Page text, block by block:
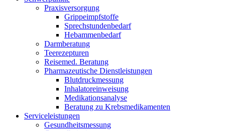
Pra­xis­ver­sor­gung
Grip­pe­impf­stof­fe
Sprech­stun­den­be­darf
Heb­am­men­be­darf
Darm­be­ra­tung
Tee­re­zep­tu­ren
Rei­se­med. Beratung
Phar­ma­zeu­ti­sche Dienstleistungen
Blut­druck­mes­sung
Inha­la­tor­ein­wei­sung
Medi­ka­ti­ons­ana­ly­se
Bera­tung zu Krebsmedikamenten
Ser­vice­leis­tun­gen
Gesund­heits­mes­sung